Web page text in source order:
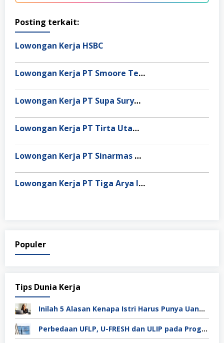
Posting terkait:
Lowongan Kerja HSBC
Lowongan Kerja PT Smoore Technology Indonesia
Lowongan Kerja PT Supa Surya Niaga
Lowongan Kerja PT Tirta Utama Abadi
Lowongan Kerja PT Sinarmas Distribusi Nusantara
Lowongan Kerja PT Tiga Arya Inggil
Populer
Tips Dunia Kerja
Inilah 5 Alasan Kenapa Istri Harus Punya Uang Sendiri Setelah Menikah
Perbedaan UFLP, U-FRESH dan ULIP pada Program Unilever